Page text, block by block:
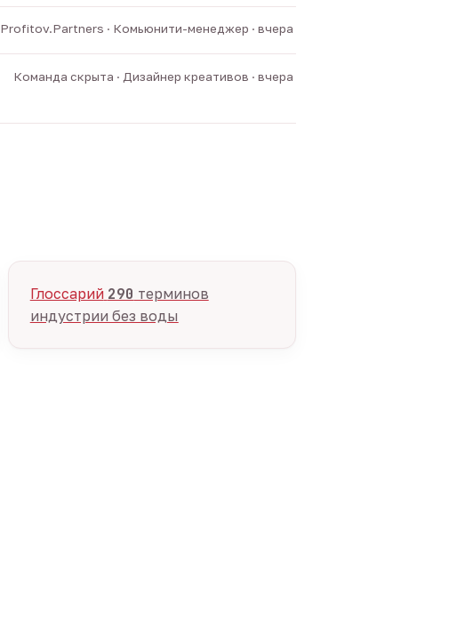
Profitov.Partners · Комьюнити-менеджер · вчера
Команда скрыта · Дизайнер креативов · вчера
Глоссарий 290 терминов
индустрии без воды